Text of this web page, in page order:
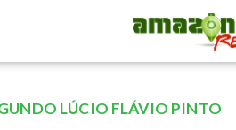
LÚCIO FLÁVIO PINTO